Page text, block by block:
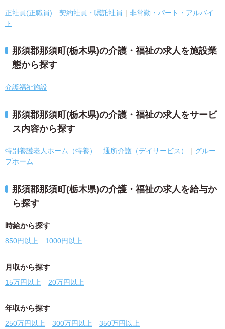
正社員(正職員) 契約社員・嘱託社員
非常勤・パート・アルバイ
ト
那須郡那須町(栃木県)の介護・福祉の求人を施設業
態から探す
介護福祉施設
那須郡那須町(栃木県)の介護・福祉の求人をサービ
ス内容から探す
特別養護老人ホーム（特養） 通所介護（デイサービス）
グルー
プホーム
那須郡那須町(栃木県)の介護・福祉の求人を給与か
ら探す
時給から探す
850円以上 1000円以上
月収から探す
15万円以上 20万円以上
年収から探す
250万円以上 300万円以上 350万円以上